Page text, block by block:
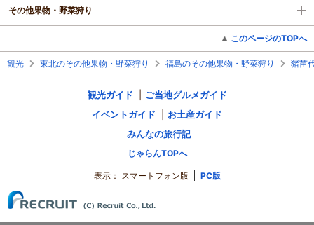
その他果物・野菜狩り
このページのTOPへ
観光 東北のその他果物・野菜狩り 福島のその他果物・野菜狩り 猪苗
観光ガイド
ご当地グルメガイド
イベントガイド
お土産ガイド
みんなの旅行記
じゃらんTOPへ
表示： スマートフォン版 PC版